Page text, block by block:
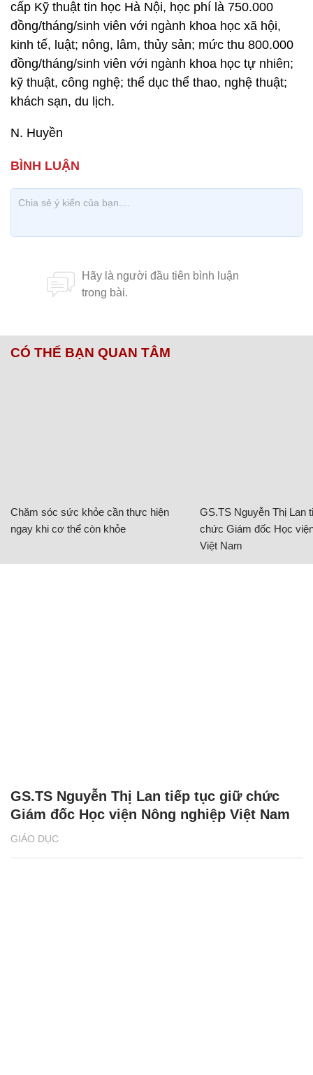
cấp Kỹ thuật tin học Hà Nội, học phí là 750.000
đồng/tháng/sinh viên với ngành khoa học xã hội,
kinh tế, luật; nông, lâm, thủy sản; mức thu 800.000
đồng/tháng/sinh viên với ngành khoa học tự nhiên;
kỹ thuật, công nghệ; thể dục thể thao, nghệ thuật;
khách sạn, du lịch.
N. Huyền
CÓ THỂ BẠN QUAN TÂM
Chăm sóc sức khỏe cần thực hiện
ngay khi cơ thể còn khỏe
GS.TS Nguyễn Thị Lan
chức Giám đốc Học
Việt Nam
GIÁO DỤC
GS.TS Nguyễn Thị Lan tiếp tục giữ chức
Giám đốc Học viện Nông nghiệp Việt Nam